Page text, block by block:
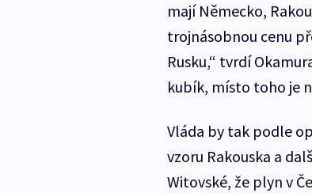
mají Německo,
trojnásobnou cenu
Rusku,“ tvrdí
kubík, místo toho je
Vláda by tak podle
vzoru Rakouska a
Witovské, že plyn v